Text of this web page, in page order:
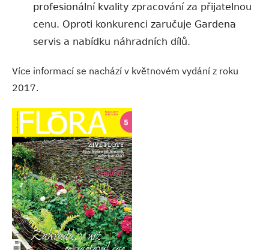
profesionální kvality zpracování za přijatelnou
cenu. Oproti konkurenci zaručuje Gardena
servis a nabídku náhradních dílů.
Více informací se nachází v květnovém vydání z roku
2017.